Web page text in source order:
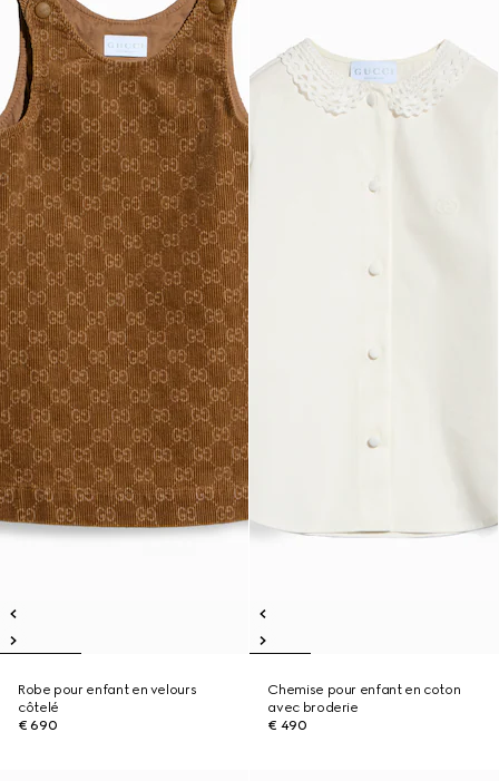
Robe pour enfant en velours
côtelé
€ 690
Chemise pour enfant en coton
avec broderie
€ 490